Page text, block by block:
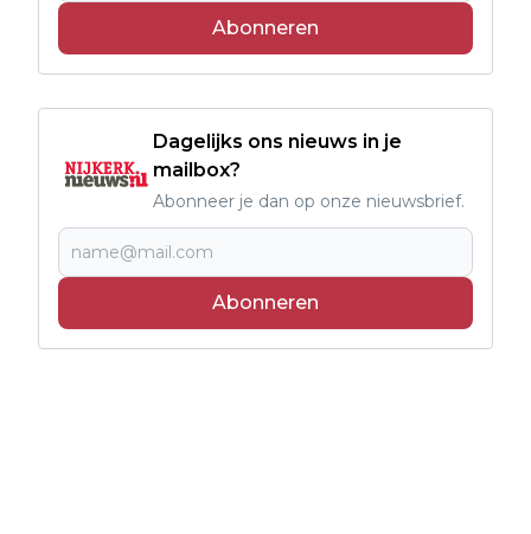
Abonneren
Dagelijks ons nieuws in je
mailbox?
Abonneer je dan op onze nieuwsbrief.
Abonneren